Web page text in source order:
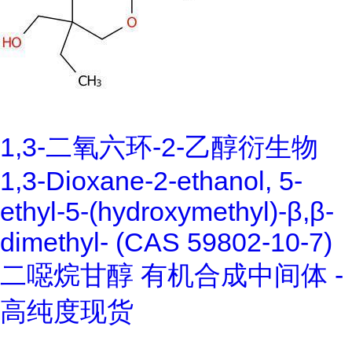
1,3-二氧六环-2-乙醇衍生物
1,3-Dioxane-2-ethanol, 5-
ethyl-5-(hydroxymethyl)-β,β-
dimethyl- (CAS 59802-10-7)
二噁烷甘醇 有机合成中间体 -
高纯度现货